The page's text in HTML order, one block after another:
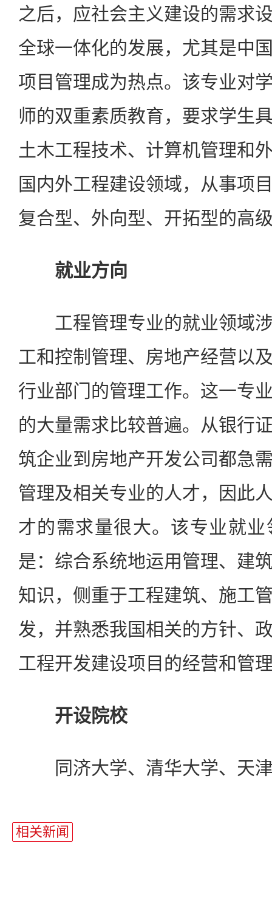
之后，应社会主义建设的需求
全球一体化的发展，尤其是中
项目管理成为热点。该专业对
师的双重素质教育，要求学生
土木工程技术、计算机管理和
国内外工程建设领域，从事项
复合型、外向型、开拓型的高
就业方向
工程管理专业的就业领域涉
工和控制管理、房地产经营以
行业部门的管理工作。这一专
的大量需求比较普遍。从银行
筑企业到房地产开发公司都急
管理及相关专业的人才，因此
才的需求量很大。该专业就
是：综合系统地运用管理、建
知识，侧重于工程建筑、施工
发，并熟悉我国相关的方针、
工程开发建设项目的经营和管
开设院校
同济大学、清华大学、天
相关新闻